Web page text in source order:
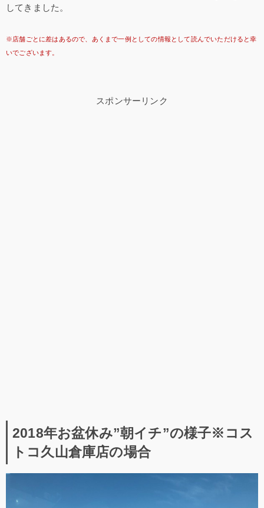
してきました。
※店舗ごとに差はあるので、あくまで一例としての情報として読んでいただけると幸
いでございます。
スポンサーリンク
2018年お盆休み”朝イチ”の様子※コス
トコ久山倉庫店の場合